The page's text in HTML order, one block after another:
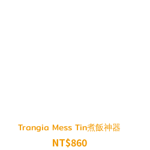
Trangia Mess Tin煮飯神器
NT$860